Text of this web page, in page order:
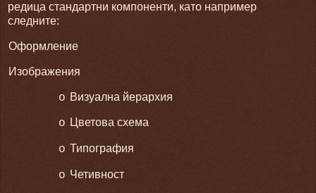
редица стандартни компоненти, като например
следните:
Оформление
Изображения
o Визуална йерархия
o Цветова схема
o Типография
o Четивност